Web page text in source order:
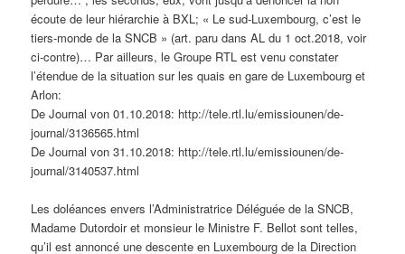
écoute de leur hiérarchie à BXL; « Le sud-Luxembourg, c’est le
tiers-monde de la SNCB » (art. paru dans AL du 1 oct.2018, voir
ci-contre)… Par ailleurs, le Groupe RTL est venu constater
l’étendue de la situation sur les quais en gare de Luxembourg et
Arlon:
De Journal von 01.10.2018: http://tele.rtl.lu/emissiounen/de-
journal/3136565.html
De Journal von 31.10.2018: http://tele.rtl.lu/emissiounen/de-
journal/3140537.html
Les doléances envers l’Administratrice Déléguée de la SNCB,
Madame Dutordoir et monsieur le Ministre F. Bellot sont telles,
qu’il est annoncé une descente en Luxembourg de la Direction